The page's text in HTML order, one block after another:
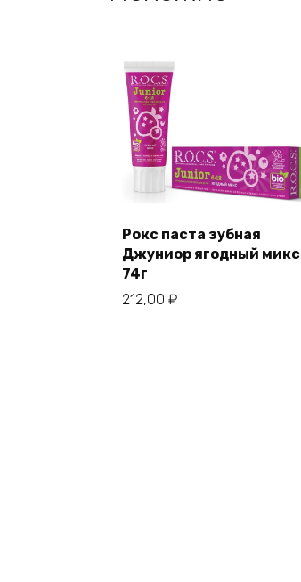
Рокс паста зубная
Джуниор ягодный микс
74г
212,00 ₽